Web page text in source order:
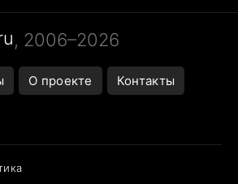
Тунцы в океанариуме
, 2006–2026
О проекте Контакты